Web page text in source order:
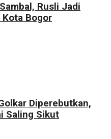
Rusli Jadi
Kota Bogor
Diperebutkan,
Saling Sikut